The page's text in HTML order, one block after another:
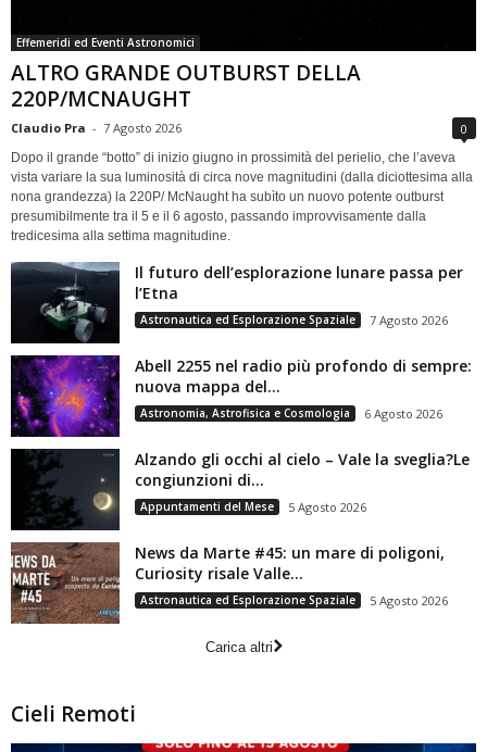
Effemeridi ed Eventi Astronomici
ALTRO GRANDE OUTBURST DELLA
220P/MCNAUGHT
Claudio Pra - 7 Agosto 2026 0
Dopo il grande “botto” di inizio giugno in prossimità del perielio, che l’aveva
vista variare la sua luminosità di circa nove magnitudini (dalla diciottesima alla
nona grandezza) la 220P/ McNaught ha subìto un nuovo potente outburst
presumibilmente tra il 5 e il 6 agosto, passando improvvisamente dalla
tredicesima alla settima magnitudine.
Il futuro dell’esplorazione lunare passa per
l’Etna
Astronautica ed Esplorazione Spaziale 7 Agosto 2026
Abell 2255 nel radio più profondo di sempre:
nuova mappa del...
Astronomia, Astrofisica e Cosmologia 6 Agosto 2026
Alzando gli occhi al cielo – Vale la sveglia?Le
congiunzioni di...
Appuntamenti del Mese 5 Agosto 2026
News da Marte #45: un mare di poligoni,
Curiosity risale Valle...
Astronautica ed Esplorazione Spaziale 5 Agosto 2026
Carica altri
Cieli Remoti